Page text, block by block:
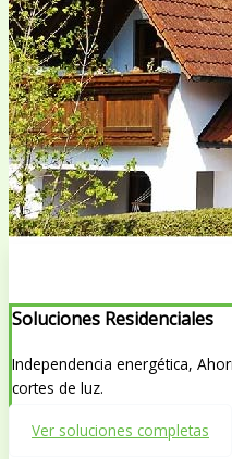
Soluciones Residenciales
Independencia energética,
cortes de luz.
Ver soluciones completas